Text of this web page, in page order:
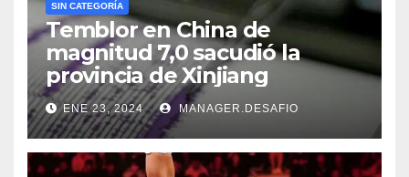
SIN CATEGORÍA
Temblor en China de
magnitud 7,0 sacudió la
provincia de Xinjiang
ENE 23, 2024 MANAGER.DESAFIO